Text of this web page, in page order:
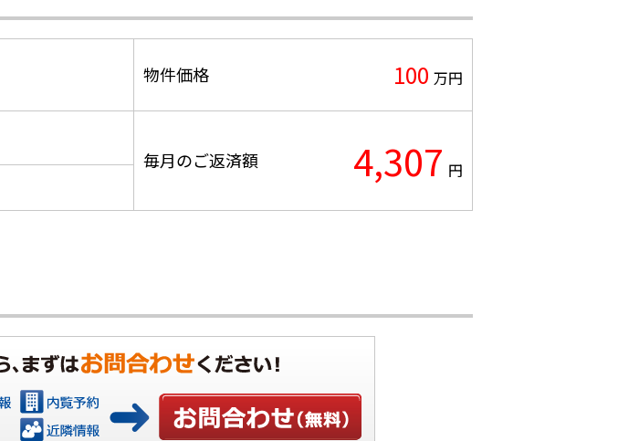
物件価格 100 万円
毎月のご返済額 4,307 円